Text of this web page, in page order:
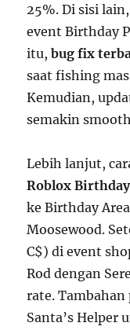
25%. Di sisi
event Birthday
itu,bug fix
saat fishing
Kemudian,
semakin
Lebih lanjut,
Roblox
ke Birthday
Moosewood.
C$) di event
Rod dengan
rate.
Santa’s Helper